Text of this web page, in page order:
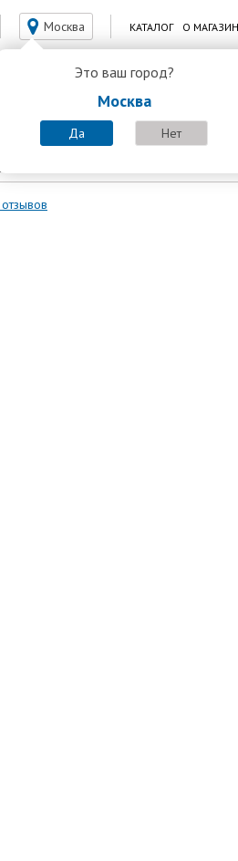
Москва
Это ваш город?
Москва
Да Нет
КАТАЛОГ О
питания ИБП серии
питания
отзывов